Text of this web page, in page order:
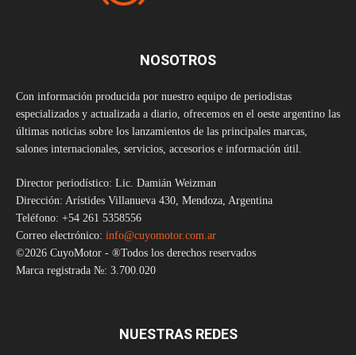
NOSOTROS
Con información producida por nuestro equipo de periodistas
especializados y actualizada a diario, ofrecemos en el oeste argentino las
últimas noticias sobre los lanzamientos de las principales marcas,
salones internacionales, servicios, accesorios e información útil.
Director periodístico: Lic. Damián Weizman
Dirección: Arístides Villanueva 430, Mendoza, Argentina
Teléfono: +54 261 5358556
Correo electrónico: info@cuyomotor.com.ar
©2026 CuyoMotor - ®Todos los derechos reservados
Marca registrada №: 3.700.020
NUESTRAS REDES